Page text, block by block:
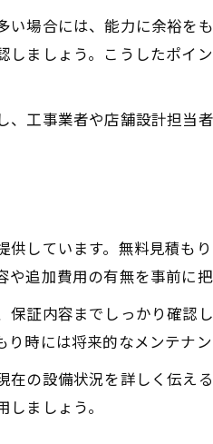
空調設備見積もりで確認すべ
冷暖房工事の追加費用を見逃
場合には、能力に余裕を
ましょう。こうしたポイ
工事業者や店舗設計担当
しています。無料見積も
追加費用の有無を事前に把
証内容までしっかり確認
時には将来的なメンテナ
の設備状況を詳しく伝え
ましょう。